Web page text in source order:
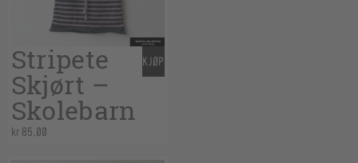
Stripete
Skjørt –
Skolebarn
kr85,00
KJØP